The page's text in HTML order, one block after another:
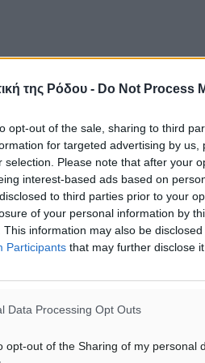
της Ρόδου - Do Not Process
opt-out of the sale, sharing to third
for targeted advertising by
selection. Please note that after your
interest-based ads based on
to third parties prior to your
of your personal information by
This information may also be
Participants that may further disclose
Data Processing Opt Outs
opt-out of the Sharing of my personal
αναζήτησης
μας στο Google News ★ ↗
ΕΠΙΣΗΣ